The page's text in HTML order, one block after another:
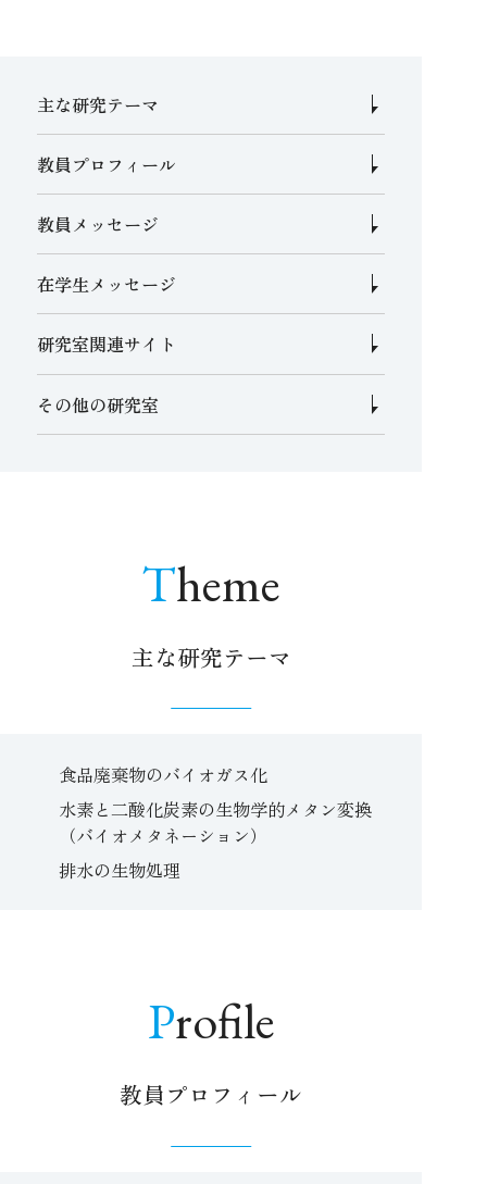
主な研究テーマ
教員プロフィール
教員メッセージ
在学生メッセージ
研究室関連サイト
その他の研究室
Theme
主な研究テーマ
食品廃棄物のバイオガス化
水素と二酸化炭素の生物学的メタン変換
（バイオメタネーション）
排水の生物処理
Profile
教員プロフィール